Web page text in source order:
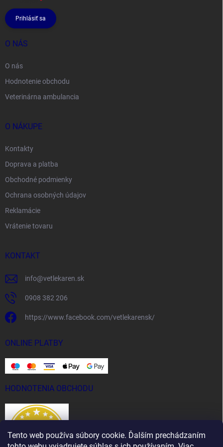
Tento web používa súbory cookie. Ďalším prechádzaním
Prihlásiť sa
O NÁS
O nás
Hodnotenie obchodu
Veterinárna ambulancia
O NÁKUPE
Kontakty
Doprava a platba
Obchodné podmienky
Ochrana osobných údajov
Reklamácie
Vrátenie tovaru
KONTAKT
info@vetlekaren.sk
0908 382 206
https://www.facebook.com/vetlekarensk/
ONLINE PLATBY
HODNOTENIA OBCHODU